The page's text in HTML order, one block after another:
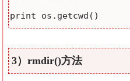
3）rmdir()方法